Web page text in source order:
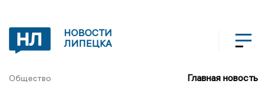
НОВОСТИ
ЛИПЕЦКА
Общество Главная новость